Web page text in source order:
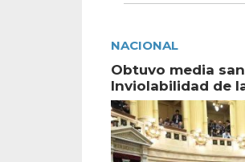
NACIONAL
Obtuvo media
Inviolabilidad de